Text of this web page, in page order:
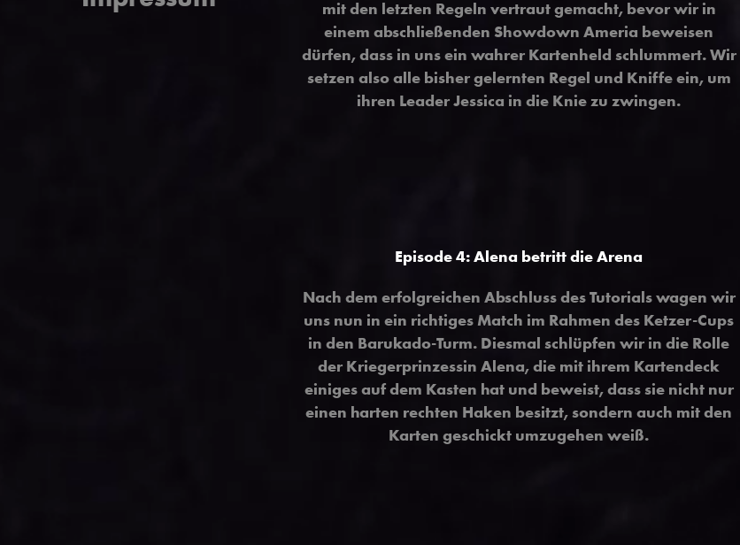
mit den letzten Regeln vertraut gemacht, bevor wir in
einem abschließenden Showdown Ameria beweisen
dürfen, dass in uns ein wahrer Kartenheld schlummert. Wir
setzen also alle bisher gelernten Regel und Kniffe ein, um
ihren Leader Jessica in die Knie zu zwingen.
Episode 4: Alena betritt die Arena
Nach dem erfolgreichen Abschluss des Tutorials wagen wir
uns nun in ein richtiges Match im Rahmen des Ketzer-Cups
in den Barukado-Turm. Diesmal schlüpfen wir in die Rolle
der Kriegerprinzessin Alena, die mit ihrem Kartendeck
einiges auf dem Kasten hat und beweist, dass sie nicht nur
einen harten rechten Haken besitzt, sondern auch mit den
Karten geschickt umzugehen weiß.